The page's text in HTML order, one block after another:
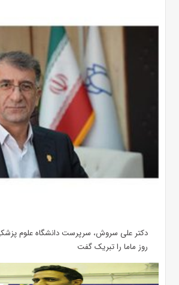
دکتر علی سروش، سرپرست دانشگاه علوم
روز ماما را تبریک گفت